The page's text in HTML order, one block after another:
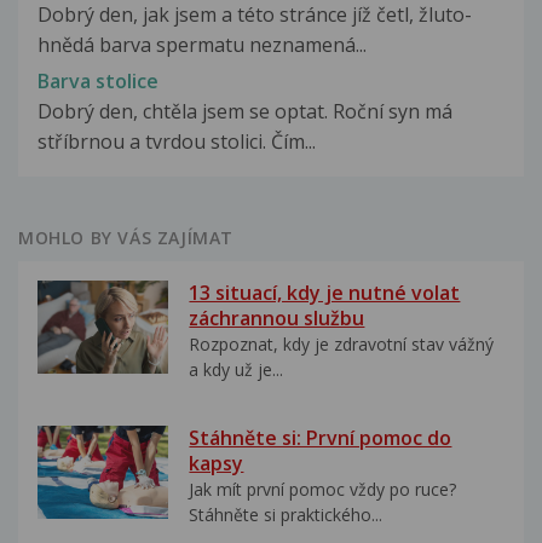
Dobrý den, jak jsem a této stránce jíž četl, žluto-
hnědá barva spermatu neznamená...
Barva stolice
Dobrý den, chtěla jsem se optat. Roční syn má
stříbrnou a tvrdou stolici. Čím...
MOHLO BY VÁS ZAJÍMAT
13 situací, kdy je nutné volat
záchrannou službu
Rozpoznat, kdy je zdravotní stav vážný
a kdy už je...
Stáhněte si: První pomoc do
kapsy
Jak mít první pomoc vždy po ruce?
Stáhněte si praktického...